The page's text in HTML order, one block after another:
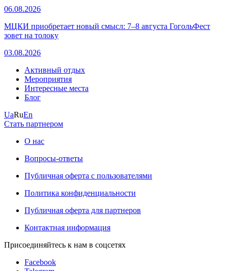
06.08.2026
МЦКИ приобретает новый смысл: 7–8 августа ГогольФест
зовет на толоку
03.08.2026
Активный отдых
Мероприятия
Интересные места
Блог
UaRuEn
Стать партнером
О нас
Вопросы-ответы
Публичная оферта с пользователями
Политика конфиденциальности
Публичная оферта для партнеров
Контактная информация
Присоединяйтесь к нам в соцсетях
Facebook